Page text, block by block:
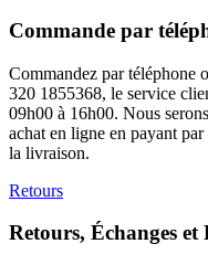
Commande par
Commandez par téléphone
320 1855368, le service
09h00 à 16h00. Nous
achat en ligne en payant
la livraison.
Retours
Retours, Échanges et